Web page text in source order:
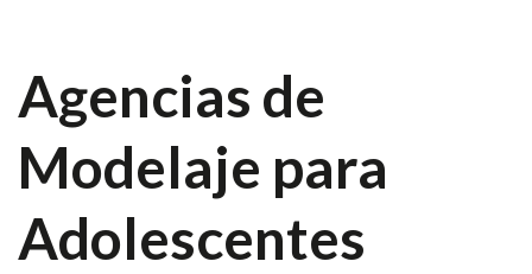
Agencias de
Modelaje para
Adolescentes